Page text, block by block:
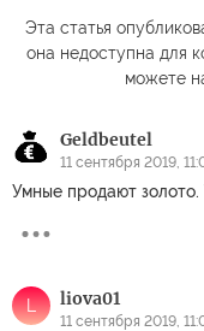
Эта статья
она недоступна для
можете
Geldbeutel
11 сентября 2019,
Умные продают золото.
L liova01
11 сентября 2019,